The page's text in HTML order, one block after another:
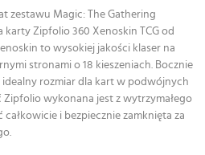
zestawu Magic: The Gathering
Zipfolio 360 Xenoskin TCG od
to wysokiej jakości klaser na
stronami o 18 kieszeniach. Bocznie
idealny rozmiar dla kart w podwójnych
Zipfolio wykonana jest z wytrzymałego
całkowicie i bezpiecznie zamknięta za